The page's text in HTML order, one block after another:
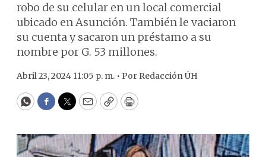
robo de su celular en un local comercial
ubicado en Asunción. También le vaciaron
su cuenta y sacaron un préstamo a su
nombre por G. 53 millones.
Abril 23, 2024 11:05 p. m. • Por Redacción ÚH
WhatsApp
Facebook
Twitter
EmailCopyPrint